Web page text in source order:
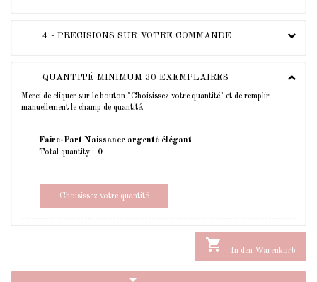
4 - PRECISIONS SUR VOTRE COMMANDE
QUANTITÉ MINIMUM 30 EXEMPLAIRES
Merci de cliquer sur le bouton "Choisissez votre quantité" et de remplir
manuellement le champ de quantité.
Faire-Part Naissance argenté élégant
Total quantity :
Choisissez votre quantité
 In den Warenkorb